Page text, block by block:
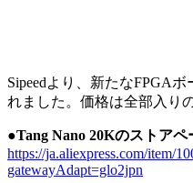
Sipeedより、新たなFPGAボ
れました。価格は全部入り
●Tang Nano 20Kのストアペ
https://ja.aliexpress.com/item/
gatewayAdapt=glo2jpn